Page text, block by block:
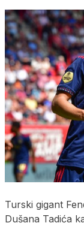
Turski gigant
Dušana Tadića